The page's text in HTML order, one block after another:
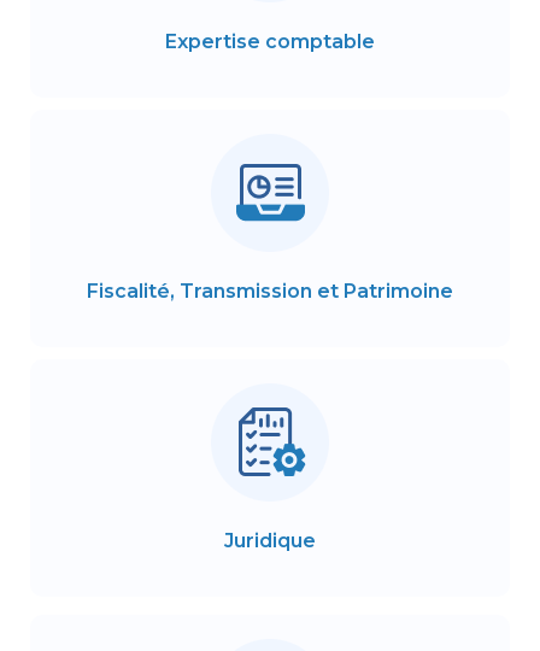
Expertise comptable
Fiscalité, Transmission et Patrimoine
Juridique